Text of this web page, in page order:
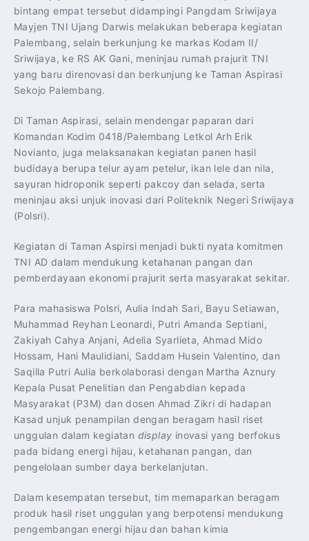
bintang empat tersebut didampingi Pangdam Sriwijaya
Mayjen TNI Ujang Darwis melakukan beberapa kegiatan
Palembang, selain berkunjung ke markas Kodam II/
Sriwijaya, ke RS AK Gani, meninjau rumah prajurit TNI
yang baru direnovasi dan berkunjung ke Taman Aspirasi
Sekojo Palembang.
Di Taman Aspirasi, selain mendengar paparan dari
Komandan Kodim 0418/Palembang Letkol Arh Erik
Novianto, juga melaksanakan kegiatan panen hasil
budidaya berupa telur ayam petelur, ikan lele dan nila,
sayuran hidroponik seperti pakcoy dan selada, serta
meninjau aksi unjuk inovasi dari Politeknik Negeri Sriwijaya
(Polsri).
Kegiatan di Taman Aspirsi menjadi bukti nyata komitmen
TNI AD dalam mendukung ketahanan pangan dan
pemberdayaan ekonomi prajurit serta masyarakat sekitar.
Para mahasiswa Polsri, Aulia Indah Sari, Bayu Setiawan,
Muhammad Reyhan Leonardi, Putri Amanda Septiani,
Zakiyah Cahya Anjani, Adelia Syarlieta, Ahmad Mido
Hossam, Hani Maulidiani, Saddam Husein Valentino, dan
Saqilla Putri Aulia berkolaborasi dengan Martha Aznury
Kepala Pusat Penelitian dan Pengabdian kepada
Masyarakat (P3M) dan dosen Ahmad Zikri di hadapan
Kasad unjuk penampilan dengan beragam hasil riset
unggulan dalam kegiatan display inovasi yang berfokus
pada bidang energi hijau, ketahanan pangan, dan
pengelolaan sumber daya berkelanjutan.
Dalam kesempatan tersebut, tim memaparkan beragam
produk hasil riset unggulan yang berpotensi mendukung
pengembangan energi hijau dan bahan kimia